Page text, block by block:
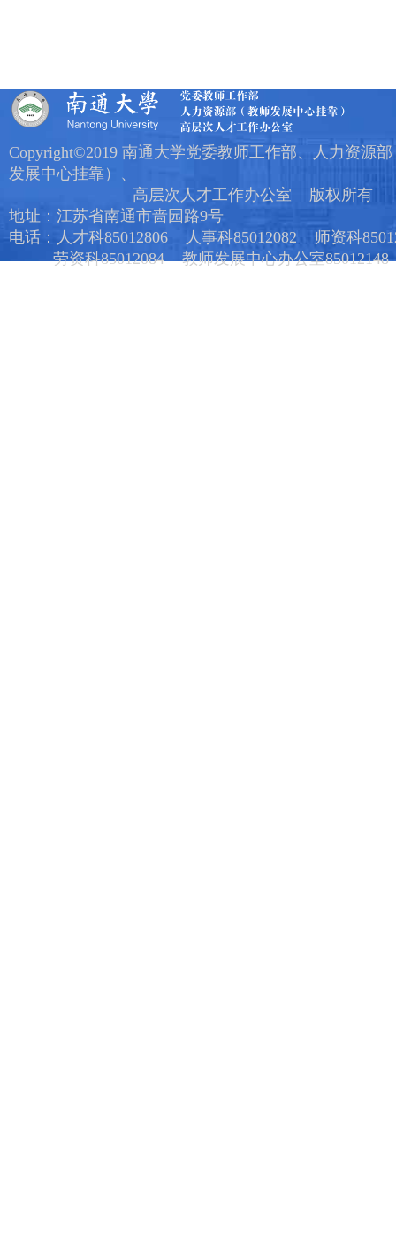
Copyright©2019 南通大学党委教师工作部、人力资源
发展中心挂靠）、
高层次人才工作办公室 版权所有
地址：江苏省南通市啬园路9号
电话：人才科85012806 人事科85012082 师资科
劳资科85012084 教师发展中心办公室85012148